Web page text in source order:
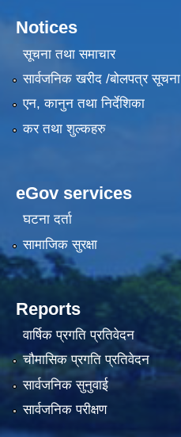
Notices
सूचना तथा समाचार
सार्वजनिक खरीद /बोलपत्र सूचना
एन, कानुन तथा निर्देशिका
कर तथा शुल्कहरु
eGov services
घटना दर्ता
सामाजिक सुरक्षा
Reports
वार्षिक प्रगति प्रतिवेदन
चौमासिक प्रगति प्रतिवेदन
सार्वजनिक सुनुवाई
सार्वजनिक परीक्षण